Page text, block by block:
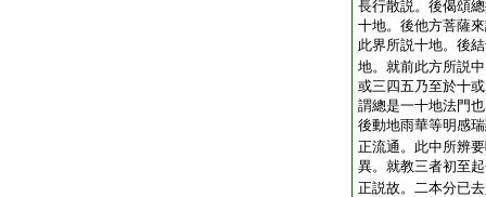
長行散説。後偈頌
十地。後他方菩薩
此界所説十地。後
地。就前此方所説
或三四五乃至於十
謂總是一十地法門
後動地雨華等明感
正流通。此中所辨
異。就教三者初至
正説故。二本分已